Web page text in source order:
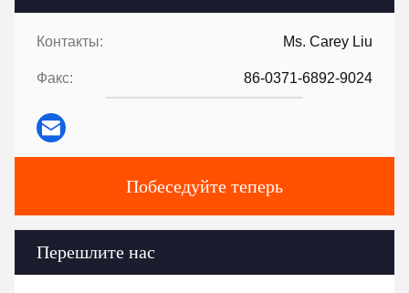
Контакты: Ms. Carey Liu
Факс: 86-0371-6892-9024
Побеседуйте теперь
Перешлите нас